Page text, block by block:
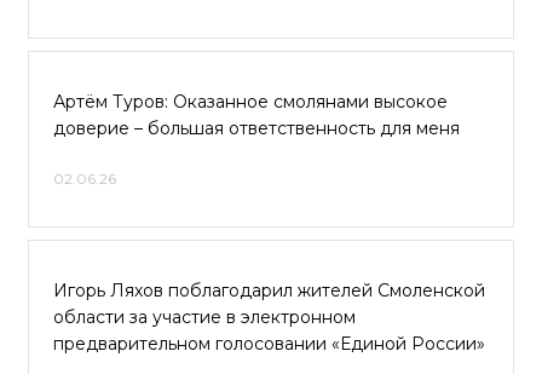
Артём Туров: Оказанное смолянами высокое
доверие – большая ответственность для меня
02.06.26
Игорь Ляхов поблагодарил жителей Смоленской
области за участие в электронном
предварительном голосовании «Единой России»